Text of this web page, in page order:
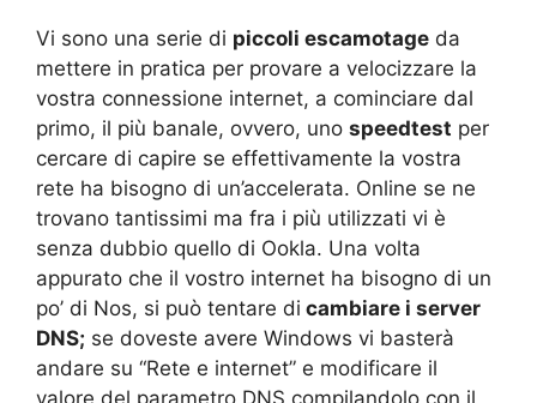
Vi sono una serie di piccoli escamotage da
mettere in pratica per provare a velocizzare la
vostra connessione internet, a cominciare dal
primo, il più banale, ovvero, uno speedtest per
cercare di capire se effettivamente la vostra
rete ha bisogno di un’accelerata. Online se ne
trovano tantissimi ma fra i più utilizzati vi è
senza dubbio quello di Ookla. Una volta
appurato che il vostro internet ha bisogno di un
po’ di Nos, si può tentare di cambiare i server
DNS; se doveste avere Windows vi basterà
andare su “Rete e internet” e modificare il
valore del parametro DNS compilandolo con il